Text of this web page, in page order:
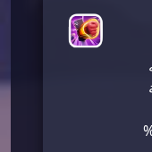
200%/220%/